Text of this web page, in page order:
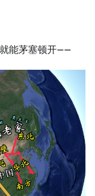
能茅塞顿开——